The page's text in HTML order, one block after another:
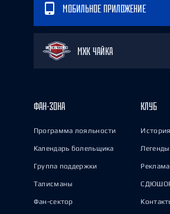
МОБИЛЬНОЕ ПРИЛОЖЕНИЕ
МХК ЧАЙКА
ФАН-ЗОНА
Программа лояльности
Календарь болельщика
Группа поддержки
Талисманы
Фан-сектор
КЛУБ
Реклама